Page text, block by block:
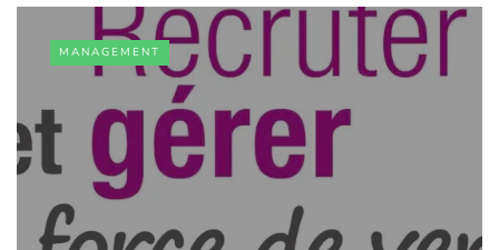
MANAGEMENT